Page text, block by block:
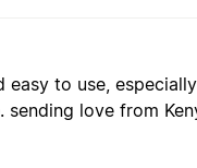
easy to use,
sending love from